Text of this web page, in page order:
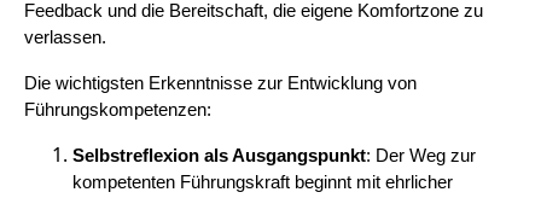
Feedback und die Bereitschaft, die eigene Komfortzone zu
verlassen.
Die wichtigsten Erkenntnisse zur Entwicklung von
Führungskompetenzen:
Selbstreflexion als Ausgangspunkt: Der Weg zur
kompetenten Führungskraft beginnt mit ehrlicher